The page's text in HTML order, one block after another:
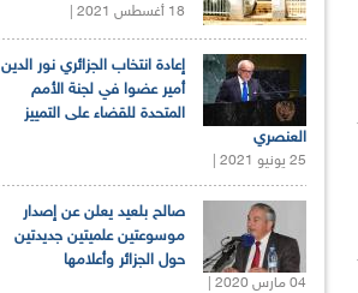
18 أغسطس 2021 |
إعادة انتخاب الجزائري نور الدين
أمير عضوا في لجنة الأمم
المتحدة للقضاء على التمييز
العنصري
25 يونيو 2021 |
صالح بلعيد يعلن عن إصدار
موسوعتين علميتين جديدتين
حول الجزائر وأعلامها
04 مارس 2020 |